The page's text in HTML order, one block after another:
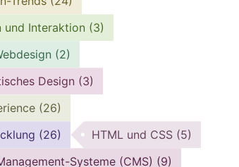
und Interaktion (3)
(2)
Design (3)
(26)
(26) HTML und CSS (5)
Systeme (CMS) (9)